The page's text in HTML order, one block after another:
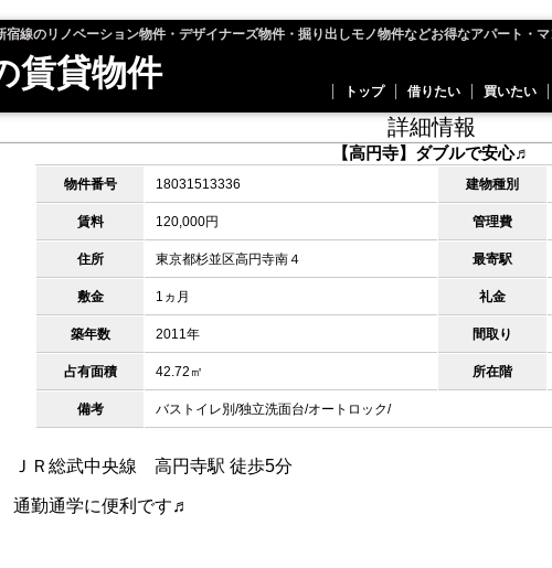
線のリノベーション物件・デザイナーズ物件・掘り出しモノ物件などお得なアパート・
賃貸物件 トップ 借りたい 買いたい
詳細情報
【高円寺】ダブルで安心♬
物件番号 18031513336 建物種別
賃料 120,000円 管理費
住所 東京都杉並区高円寺南４ 最寄駅
敷金 1ヵ月 礼金
築年数 2011年 間取り
占有面積 42.72㎡ 所在階
備考 バストイレ別/独立洗面台/オートロック/
ＪＲ総武中央線 高円寺駅 徒歩5分
通勤通学に便利です♬